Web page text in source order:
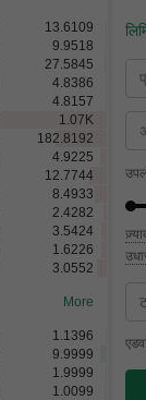
13.6109
9.9518
27.5845
4.8386
4.8157
1.07 K
182.8192
4.9225
12.7744
8.4933
2.4282
3.5424
1.6226
3.0552
More
1.1396
9.9999
1.9999
1.0099